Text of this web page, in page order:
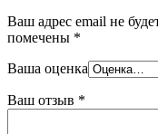
Ваш адрес email не
помечены *
Ваша оценка
Ваш отзыв *